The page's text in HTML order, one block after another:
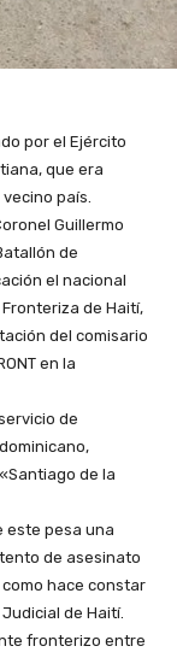
por el Ejército
que era
país.
Guillermo
de
el nacional
de Haití,
del comisario
en la
de
de la
este pesa una
de asesinato
hace constar
de Haití.
fronterizo entre